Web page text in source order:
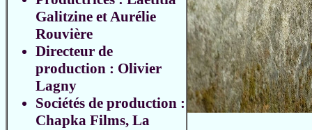
Galitzine et Aurélie
Rouvière
Directeur de
production : Olivier
Lagny
Sociétés de production :
Chapka Films, La